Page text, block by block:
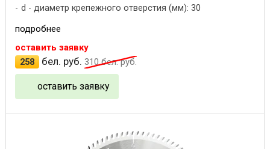
d - диаметр крепежного отверстия (мм): 30
подробнее
оставить заявку
258
бел. руб. 310бел. руб.
оставить заявку